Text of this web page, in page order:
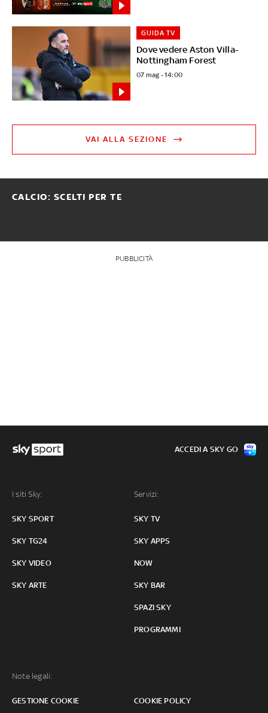
Dove vedere Aston Villa-
Nottingham Forest
GUIDA TV
07 mag - 14:00
VAI ALLA SEZIONE
CALCIO: SCELTI PER TE
PUBBLICITÀ
I siti Sky:
SKY SPORT
SKY TG24
SKY VIDEO
SKY ARTE
Servizi:
SKY TV
SKY APPS
NOW
SKY BAR
SPAZI SKY
PROGRAMMI
Note legali:
GESTIONE COOKIE COOKIE POLICY
ACCEDI A SKY GO